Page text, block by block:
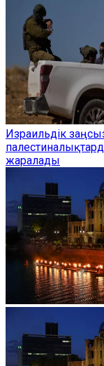
Израильдік
жаралады